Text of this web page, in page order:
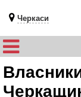
Черкаси